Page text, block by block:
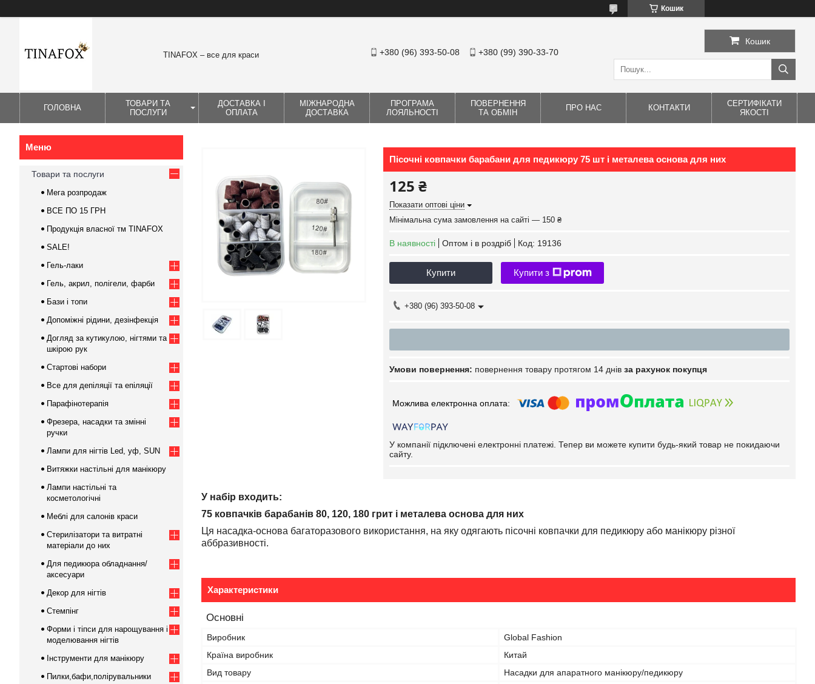
Кошик
TINAFOX – все для краси +380 (96) 393-50-08 +380 (99) 390-33-70
Кошик
ГОЛОВНА
ТОВАРИ ТА
ПОСЛУГИ
ДОСТАВКА І
ОПЛАТА
МІЖНАРОДНА
ДОСТАВКА
ПРОГРАМА
ЛОЯЛЬНОСТІ
ПОВЕРНЕННЯ
ТА ОБМІН
ПРО НАС КОНТАКТИ
СЕРТИФІКАТИ
ЯКОСТІ
Пісочні ковпачки барабани для педикюру 75 шт і металева основа для них
125 ₴
Показати оптові ціни
Мінімальна сума замовлення на сайті — 150 ₴
В наявності Оптом і в роздріб Код: 19136
Купити Купити з
+380 (96) 393-50-08
повернення товару протягом 14 днів за рахунок покупця
У компанії підключені електронні платежі. Тепер ви можете купити будь-який товар не покидаючи
сайту.
У набір входить:
75 ковпачків барабанів 80, 120, 180 грит і металева основа для них
Ця насадка-основа багаторазового використання, на яку одягають пісочні ковпачки для педикюру або манікюру різної
аббразивності.
Характеристики
Основні
Виробник
Global Fashion
Країна виробник
Китай
Вид товару
Насадки для апаратного манікюру/педикюру
Товари та послуги
Мега розпродаж
ВСЕ ПО 15 ГРН
Продукція власної тм TINAFOX
SALE!
Гель-лаки
Гель, акрил, полігели, фарби
Бази і топи
Допоміжні рідини, дезінфекція
Догляд за кутикулою, нігтями та
шкірою рук
Стартові набори
Все для депіляції та епіляції
Парафінотерапія
Фрезера, насадки та змінні
ручки
Лампи для нігтів Led, уф, SUN
Витяжки настільні для манікюру
Лампи настільні та
косметологічні
Меблі для салонів краси
Стерилізатори та витратні
матеріали до них
Для педикюра обладнання/
аксесуари
Декор для нігтів
Стемпінг
Форми і тіпси для нарощування і
моделювання нігтів
Інструменти для манікюру
Пилки,бафи,полірувальники